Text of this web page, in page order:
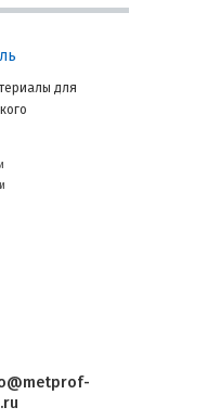
для